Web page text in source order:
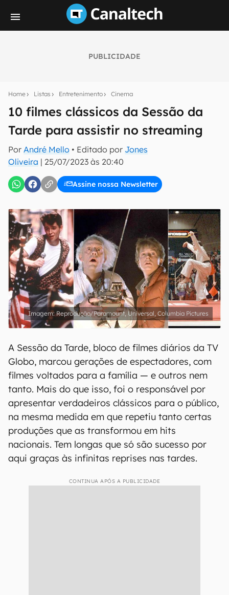
PUBLICIDADE
Home Listas Entretenimento Cinema
10 filmes clássicos da Sessão da
Tarde para assistir no streaming
Por André Mello • Editado por Jones
Oliveira | 25/07/2023 às 20:40
Assine nossa Newsletter
notícias e reviews sobre tecnologia em primeira
mão.
E-mail
Uso e Política de Privacidade do Canaltech.
Reprodução/Paramount, Universal, Columbia Pictures
A Sessão da Tarde, bloco de filmes diários da TV
Globo, marcou gerações de espectadores, com
filmes voltados para a família — e outros nem
tanto. Mais do que isso, foi o responsável por
apresentar verdadeiros clássicos para o público,
na mesma medida em que repetiu tanto certas
produções que as transformou em hits
nacionais. Tem longas que só são sucesso por
aqui graças às infinitas reprises nas tardes.
CONTINUA APÓS A PUBLICIDADE